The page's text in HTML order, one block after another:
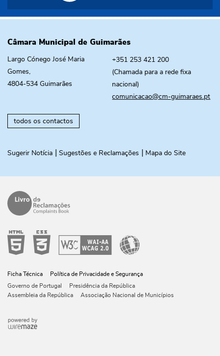
Câmara Municipal de Guimarães
Largo Cónego José Maria
Gomes,
4804-534 Guimarães
+351 253 421 200
(Chamada para a rede fixa
nacional)
comunicacao@cm-guimaraes.pt
todos os contactos
Sugerir Notícia Sugestões e Reclamações Mapa do Site
Ficha Técnica
Política de Privacidade e Segurança
Governo de Portugal
Presidência da República
Assembleia da República
Associação Nacional de Municípios